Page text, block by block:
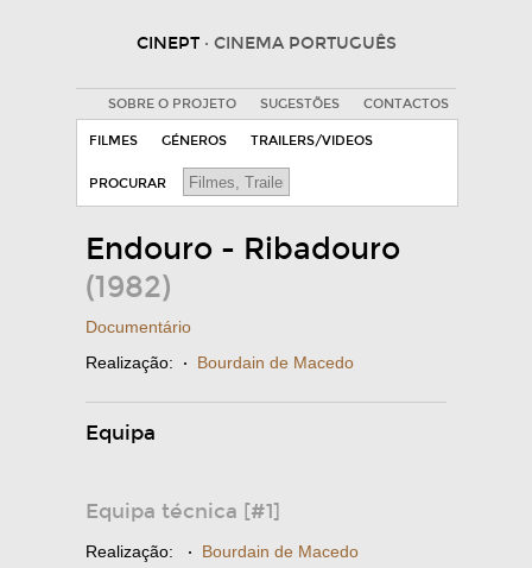
CINEPT · CINEMA PORTUGUÊS
SOBRE O PROJETO SUGESTÕES CONTACTOS
FILMES GÉNEROS TRAILERS/VIDEOS
PROCURAR
Endouro - Ribadouro
(1982)
Documentário
Realização: · Bourdain de Macedo
Equipa
Equipa técnica [#1]
Realização: · Bourdain de Macedo